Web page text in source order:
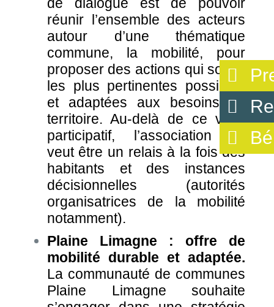
réunir l’ensemble des acteurs
autour d’une thématique
commune, la mobilité, pour
proposer des actions qui soient
les plus pertinentes possibles
et adaptées aux besoins du
territoire. Au-delà de ce volet
participatif, l’association se
veut être un relais à la fois des
habitants et des instances
décisionnelles (autorités
organisatrices de la mobilité
notamment).
Plaine Limagne : offre de
mobilité durable et adaptée.
La communauté de communes
Plaine Limagne souhaite